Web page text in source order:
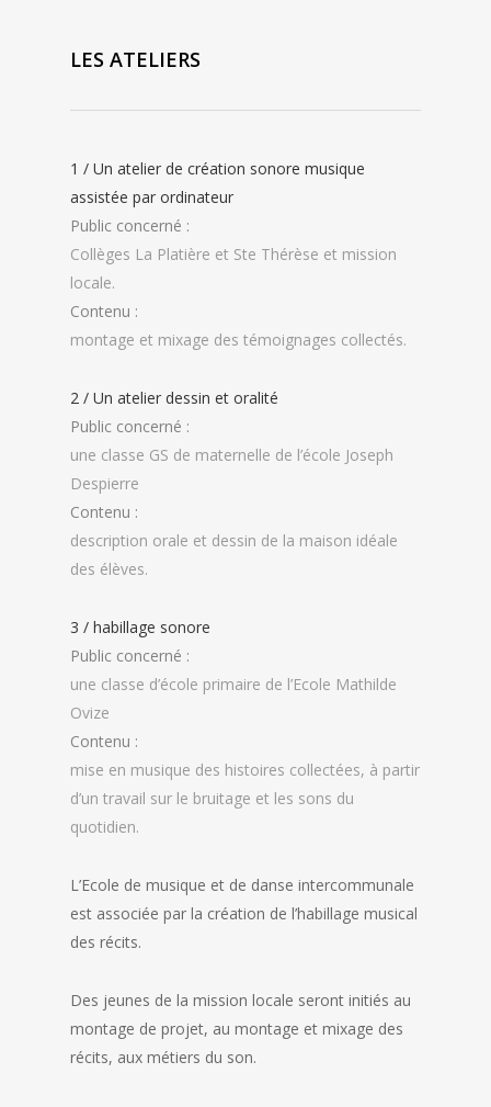
LES ATELIERS
1 / Un atelier de création sonore musique
assistée par ordinateur
Public concerné :
Collèges La Platière et Ste Thérèse et mission
locale.
Contenu :
montage et mixage des témoignages collectés.
2 / Un atelier dessin et oralité
Public concerné :
une classe GS de maternelle de l’école Joseph
Despierre
Contenu :
description orale et dessin de la maison idéale
des élèves.
3 / habillage sonore
Public concerné :
une classe d’école primaire de l’Ecole Mathilde
Ovize
Contenu :
mise en musique des histoires collectées, à partir
d’un travail sur le bruitage et les sons du
quotidien.
L’Ecole de musique et de danse intercommunale
est associée par la création de l’habillage musical
des récits.
Des jeunes de la mission locale seront initiés au
montage de projet, au montage et mixage des
récits, aux métiers du son.